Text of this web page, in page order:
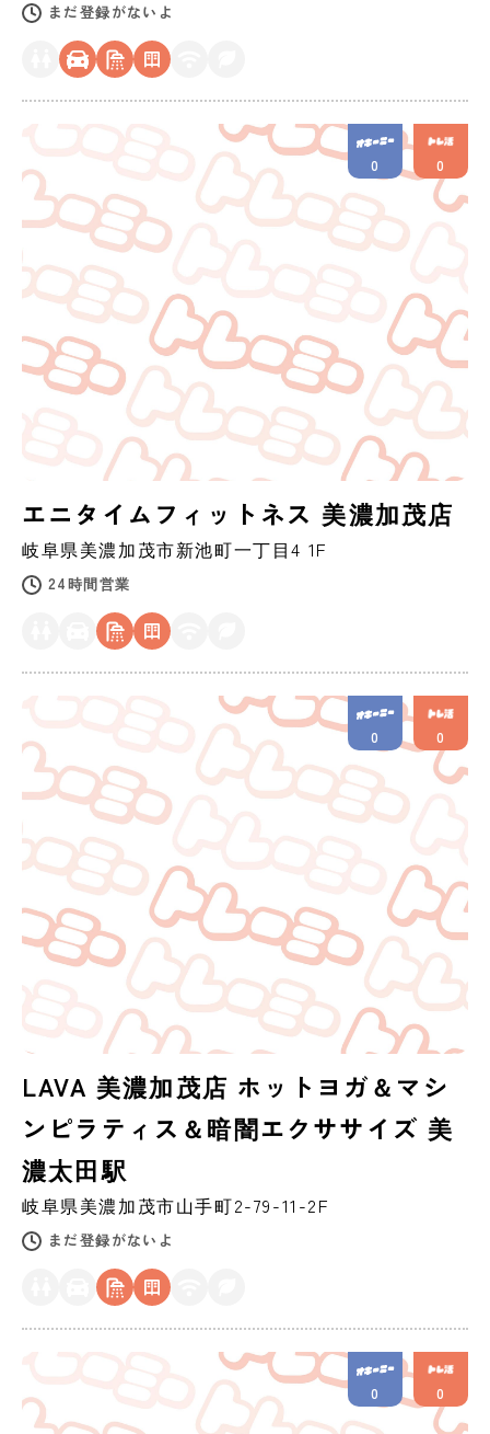
まだ登録がないよ
エニタイムフィットネス 美濃加茂店
岐阜県美濃加茂市新池町一丁目4 1F
24時間営業
0 0
LAVA 美濃加茂店 ホットヨガ＆マシ
ンピラティス＆暗闇エクササイズ 美
濃太田駅
岐阜県美濃加茂市山手町2-79-11-2F
まだ登録がないよ
0 0
0 0